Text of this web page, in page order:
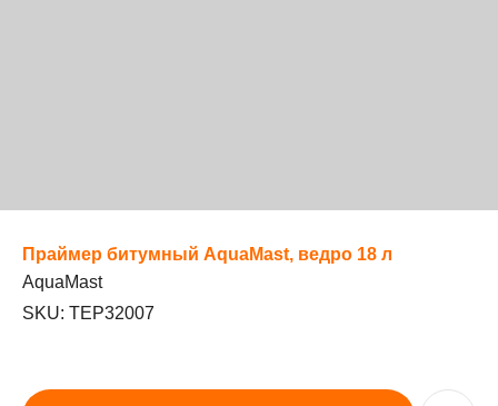
Праймер битумный AquaMast, ведро 18 л
AquaMast
SKU: TEP32007